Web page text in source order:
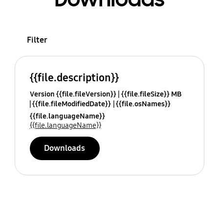
Filter
{{file.description}}
Version {{file.fileVersion}} {{file.fileSize}} MB
{{file.fileModifiedDate}} {{file.osNames}}
{{file.languageName}}
{{file.languageName}}
Downloads